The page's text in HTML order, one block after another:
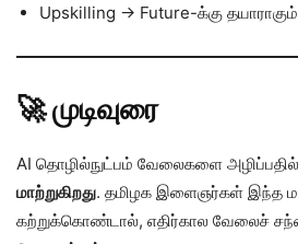
Upskilling → Future-க்கு
🚀 முடிவுரை
AI தொழில்நுட்பம் வேலைகளை
மாற்றுகிறது. தமிழக இளைஞர்கள் இந்த
கற்றுக்கொண்டால், எதிர்கால வேலைச்